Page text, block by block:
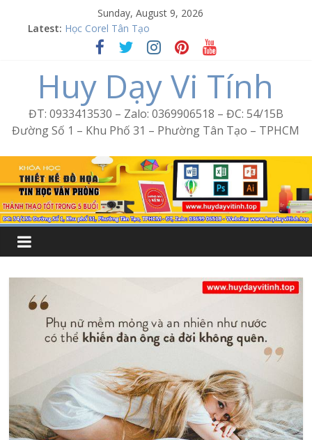
Sunday, August 9, 2026
Latest: Học Corel Tân Tạo
Cách tạo USB Boot bằng Ventoy
Khóa học Photoshop tại Tân Tạo
Excel Bình Trị Đông – Vi tính văn phòng cấp tốc
Word Bình Trị Đông – Tin học văn phòng cấp tốc
Huy Dạy Vi Tính
ĐT: 0933413530 – Zalo: 0369906518 – ĐC: 54/15B
Đường Số 1 – Khu Phố 31 – Phường Tân Tạo – TPHCM